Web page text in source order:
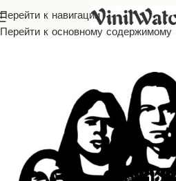
Перейти к навигации
Перейти к основному содержимому
Часы из виниловой пластинки